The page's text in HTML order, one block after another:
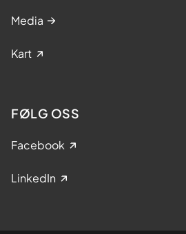
Media
Kart
FØLG OSS
Facebook
LinkedIn